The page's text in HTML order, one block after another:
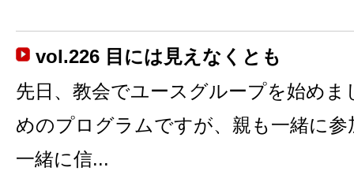
vol.226 目には見えなくとも
先日、教会でユースグループを始め
めのプログラムですが、親も一緒に
一緒に信...